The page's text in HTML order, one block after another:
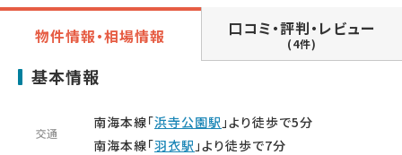
物件情報・相場情報 口コミ・評判・レビュー
(4件)
基本情報
交通
南海本線「浜寺公園駅」より徒歩で5分
南海本線「羽衣駅」より徒歩で7分